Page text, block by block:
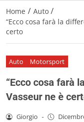
Home / Auto /
“Ecco cosa farà la
certo
Auto Motorsport
“Ecco cosa farà
Vasseur ne è
Giorgio -